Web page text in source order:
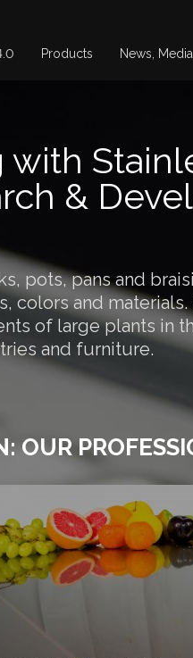
Products News,
&
pots, pans and
and
of large plants in
and furniture.
OUR